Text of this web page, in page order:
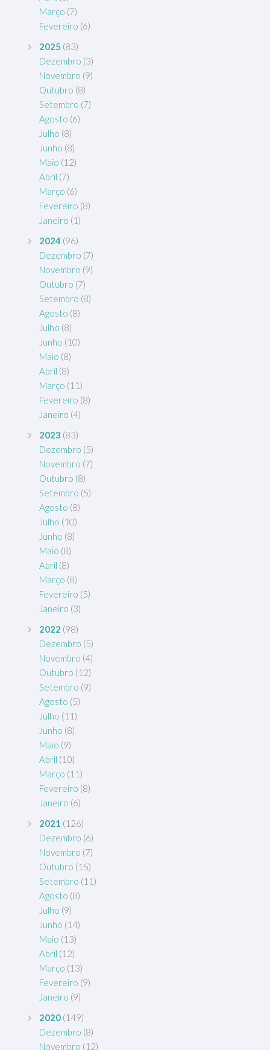
Março (7)
Fevereiro (6)
2025 (83)
Dezembro (3)
Novembro (9)
Outubro (8)
Setembro (7)
Agosto (6)
Julho (8)
Junho (8)
Maio (12)
Abril (7)
Março (6)
Fevereiro (8)
Janeiro (1)
2024 (96)
Dezembro (7)
Novembro (9)
Outubro (7)
Setembro (8)
Agosto (8)
Julho (8)
Junho (10)
Maio (8)
Abril (8)
Março (11)
Fevereiro (8)
Janeiro (4)
2023 (83)
Dezembro (5)
Novembro (7)
Outubro (8)
Setembro (5)
Agosto (8)
Julho (10)
Junho (8)
Maio (8)
Abril (8)
Março (8)
Fevereiro (5)
Janeiro (3)
2022 (98)
Dezembro (5)
Novembro (4)
Outubro (12)
Setembro (9)
Agosto (5)
Julho (11)
Junho (8)
Maio (9)
Abril (10)
Março (11)
Fevereiro (8)
Janeiro (6)
2021 (126)
Dezembro (6)
Novembro (7)
Outubro (15)
Setembro (11)
Agosto (8)
Julho (9)
Junho (14)
Maio (13)
Abril (12)
Março (13)
Fevereiro (9)
Janeiro (9)
2020 (149)
Dezembro (8)
Novembro (12)